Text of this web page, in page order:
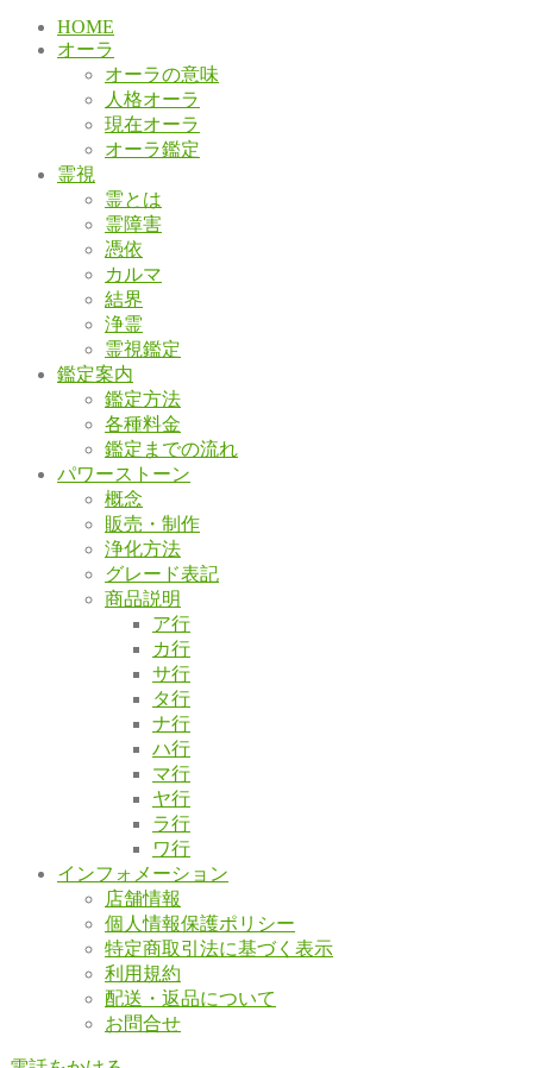
HOME
オーラ
オーラの意味
人格オーラ
現在オーラ
オーラ鑑定
霊視
霊とは
霊障害
憑依
カルマ
結界
浄霊
霊視鑑定
鑑定案内
鑑定方法
各種料金
鑑定までの流れ
パワーストーン
概念
販売・制作
浄化方法
グレード表記
商品説明
ア行
カ行
サ行
タ行
ナ行
ハ行
マ行
ヤ行
ラ行
ワ行
インフォメーション
店舗情報
個人情報保護ポリシー
特定商取引法に基づく表示
利用規約
配送・返品について
お問合せ